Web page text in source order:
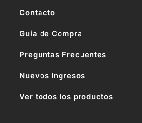
Contacto
Guía de Compra
Preguntas Frecuentes
Nuevos Ingresos
Ver todos los productos